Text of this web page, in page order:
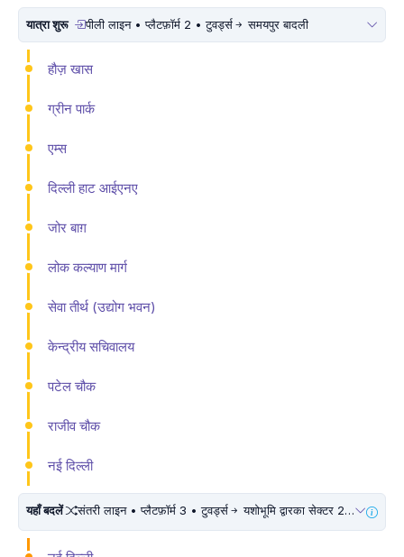
यात्रा शुरू पीली लाइन • प्लैटफ़ॉर्म 2 • टुवर्ड्स समयपुर बादली
हौज़ खास
ग्रीन पार्क
एम्स
दिल्ली हाट आईएनए
जोर बाग़
लोक कल्याण मार्ग
सेवा तीर्थ (उद्योग भवन)
केन्द्रीय सचिवालय
पटेल चौक
राजीव चौक
नई दिल्ली
यहाँ बदलें संतरी लाइन • प्लैटफ़ॉर्म 3 • टुवर्ड्स यशोभूमि द्वारका सेक्टर 25 • 10 मिनट चलें